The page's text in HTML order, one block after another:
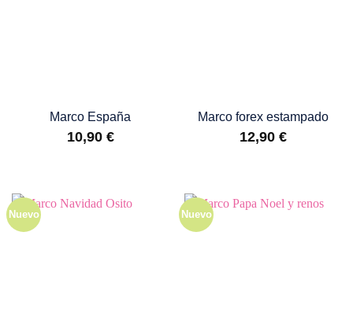
Marco España
10,90 €
Marco forex estampado
12,90 €
Nuevo Nuevo